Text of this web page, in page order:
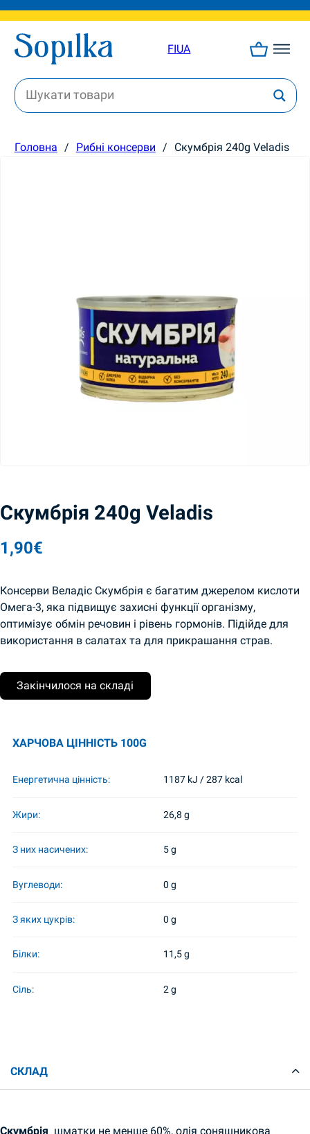
FIUA
Головна / Рибні консерви / Скумбрія 240g Veladis
Скумбрія 240g Veladis
1,90€
Консерви Веладіс Скумбрія є багатим джерелом кислоти
Омега-3, яка підвищує захисні функції організму,
оптимізує обмін речовин і рівень гормонів. Підійде для
використання в салатах та для прикрашання страв.
Закінчилося на складі
ХАРЧОВА ЦІННІСТЬ 100G
Енергетична цінність: 1187 kJ / 287 kcal
Жири: 26,8 g
З них насичених: 5 g
Вуглеводи: 0 g
З яких цукрів: 0 g
Білки: 11,5 g
Сіль: 2 g
СКЛАД
Cкумбрія шматки не менше 60%, олія соняшникова